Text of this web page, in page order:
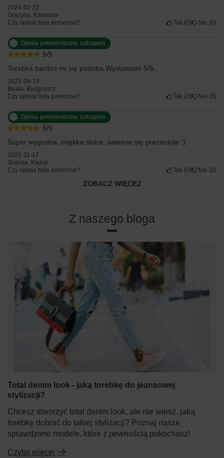
2024-02-22
Grażyna, Katowice
Czy opinia była pomocna?
Tak 0 Nie 0
5/5
Opinia potwierdzona zakupem
Torebka bardzo mi się podoba.Wystawiam 5/5.
2023-09-19
Beata, Bydgoszcz
Czy opinia była pomocna?
Tak 2 Nie 0
5/5
Opinia potwierdzona zakupem
Super wygodna, miękka skóra, świetnie się prezentuje :)
2022-11-17
Joanna, Kielce
Czy opinia była pomocna?
Tak 0 Nie 0
ZOBACZ WIĘCEJ
Z naszego bloga
Total denim look - jaką torebkę do jeansowej
stylizacji?
Chcesz stworzyć total denim look, ale nie wiesz, jaką
torebkę dobrać do takiej stylizacji? Poznaj nasze
sprawdzone modele, które z pewnością pokochasz!
Czytaj więcej